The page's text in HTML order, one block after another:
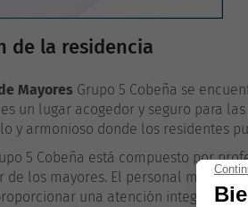
de la residencia
Mayores Grupo 5 Cobeña se
un lugar acogedor y seguro para
y armonioso donde los residentes
5 Cobeña está compuesto por
de los mayores. El personal médico,
una atención integral y